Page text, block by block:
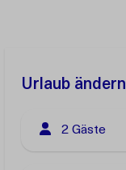
Urlaub ändern
2 Gäste